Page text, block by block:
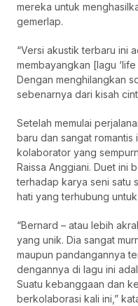
mereka untuk
gemerlap.
“Versi akustik terbaru ini
membayangkan [lagu
Dengan menghilangkan
sebenarnya dari kisah
Setelah memulai
baru dan sangat romantis
kolaborator yang
Raissa Anggiani. Duet ini
terhadap karya seni satu
hati yang terhubung
“Bernard – atau lebih
yang unik. Dia sangat
maupun pandangannya
dengannya di lagu ini
Suatu kebanggaan dan
berkolaborasi kali ini,”